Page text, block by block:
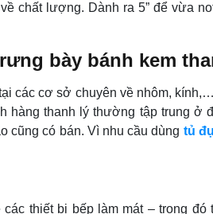
chất lượng. Dành ra 5” để vừa
bày bánh kem
các cơ sở chuyên về nhôm,
hàng thanh lý thường tập trung ở
cũng có bán. Vì nhu cầu dùng tủ
thiết bị bếp làm mát – trong đó